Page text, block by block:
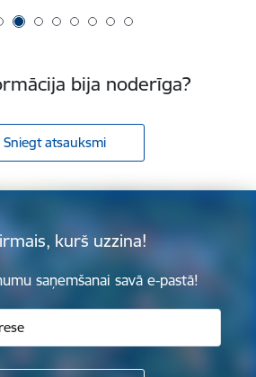
bija noderīga?
Sniegt atsauksmi
kurš uzzina!
saņemšanai savā e-pastā!